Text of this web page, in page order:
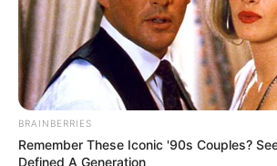
BRAINBERRIES
Remember These Iconic '90s Couples?
Defined A Generation